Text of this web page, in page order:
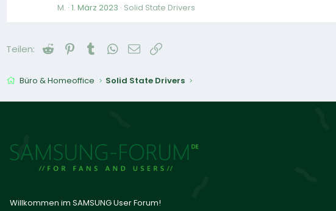
M. 1. März 2023 Solid State Drivers
Teilen: Reddit PinterestTumblrWhatsApp
E-Mail
Büro & Homeoffice Solid State Drivers
Willkommen im SAMSUNG User Forum!